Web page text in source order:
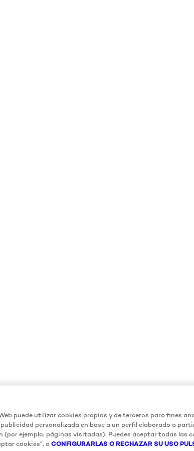
puede utilizar cookies propias y de terceros para fines
personalizada en base a un perfil elaborado a
(por ejemplo, páginas visitadas). Puedes aceptar todas las
cookies”, o CONFIGURARLAS O RECHAZAR SU USO